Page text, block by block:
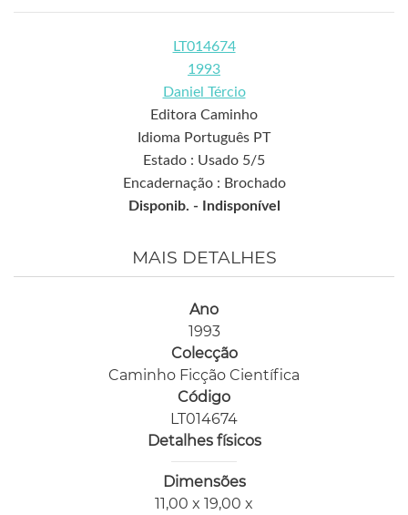
LT014674
1993
Daniel Tércio
Editora Caminho
Idioma Português PT
Estado : Usado 5/5
Encadernação : Brochado
Disponib. -
Indisponível
MAIS DETALHES
Ano
1993
Colecção
Caminho Ficção Científica
Código
LT014674
Detalhes físicos
Dimensões
11,00 x 19,00 x